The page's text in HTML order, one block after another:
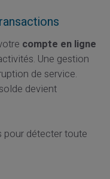
compte en ligne
Une gestion
de service.
devient
pour détecter toute